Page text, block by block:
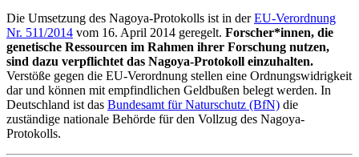
Die Umsetzung des Nagoya-Protokolls ist in derEU-Verordnung
Nr. 511/2014 vom 16. April 2014 geregelt. Forscher*innen, die
genetische Ressourcen im Rahmen ihrer Forschung nutzen,
sind dazu verpflichtet das Nagoya-Protokoll einzuhalten.
Verstöße gegen die EU-Verordnung stellen eine Ordnungswidrigkeit
dar und können mit empfindlichen Geldbußen belegt werden. In
Deutschland ist das Bundesamt für Naturschutz (BfN) die
zuständige nationale Behörde für den Vollzug des Nagoya-
Protokolls.